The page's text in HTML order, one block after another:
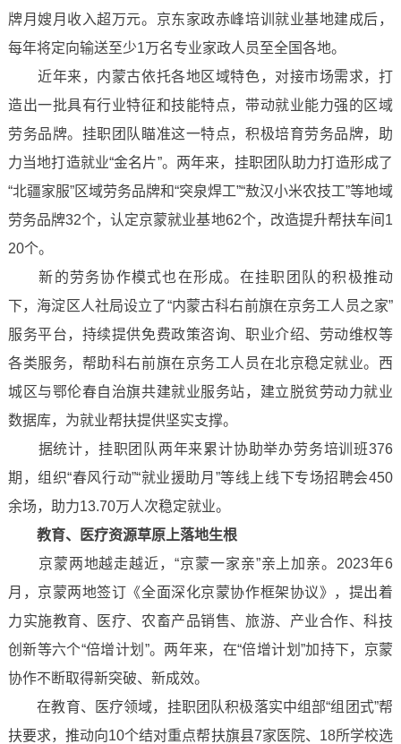
牌月嫂月收入超万元。京东家政赤峰培训就业基地建成后，
每年将定向输送至少1万名专业家政人员至全国各地。
近年来，内蒙古依托各地区域特色，对接市场需求，打
造出一批具有行业特征和技能特点，带动就业能力强的区域
劳务品牌。挂职团队瞄准这一特点，积极培育劳务品牌，助
力当地打造就业“金名片”。两年来，挂职团队助力打造形成了
“北疆家服”区域劳务品牌和“突泉焊工”“敖汉小米农技工”等地域
劳务品牌32个，认定京蒙就业基地62个，改造提升帮扶车间1
20个。
新的劳务协作模式也在形成。在挂职团队的积极推动
下，海淀区人社局设立了“内蒙古科右前旗在京务工人员之家”
服务平台，持续提供免费政策咨询、职业介绍、劳动维权等
各类服务，帮助科右前旗在京务工人员在北京稳定就业。西
城区与鄂伦春自治旗共建就业服务站，建立脱贫劳动力就业
数据库，为就业帮扶提供坚实支撑。
据统计，挂职团队两年来累计协助举办劳务培训班376
期，组织“春风行动”“就业援助月”等线上线下专场招聘会450
余场，助力13.70万人次稳定就业。
教育、医疗资源草原上落地生根
京蒙两地越走越近，“京蒙一家亲”亲上加亲。2023年6
月，京蒙两地签订《全面深化京蒙协作框架协议》，提出着
力实施教育、医疗、农畜产品销售、旅游、产业合作、科技
创新等六个“倍增计划”。两年来，在“倍增计划”加持下，京蒙
协作不断取得新突破、新成效。
在教育、医疗领域，挂职团队积极落实中组部“组团式”帮
扶要求，推动向10个结对重点帮扶旗县7家医院、18所学校选